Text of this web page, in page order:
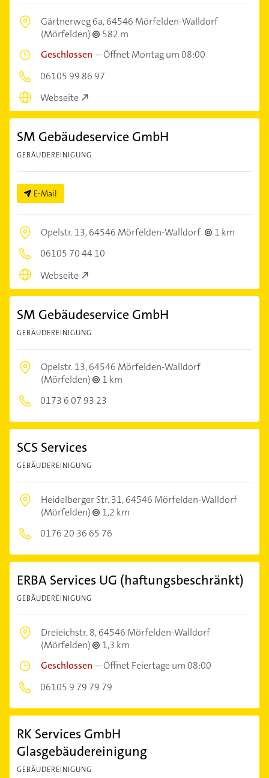
Gärtnerweg 6a,64546 Mörfelden-Walldorf
(Mörfelden)
582 m
Geschlossen –Öffnet Montag um 08:00
06105 99 86 97
Webseite
SM Gebäudeservice GmbH
GEBÄUDEREINIGUNG
E-Mail
Opelstr. 13,64546 Mörfelden-Walldorf
1 km
06105 70 44 10
Webseite
SM Gebäudeservice GmbH
GEBÄUDEREINIGUNG
Opelstr. 13,64546 Mörfelden-Walldorf
(Mörfelden)
1 km
0173 6 07 93 23
SCS Services
GEBÄUDEREINIGUNG
Heidelberger Str. 31,64546 Mörfelden-Walldorf
(Mörfelden)
1,2 km
0176 20 36 65 76
ERBA Services UG (haftungsbeschränkt)
GEBÄUDEREINIGUNG
Dreieichstr. 8,64546 Mörfelden-Walldorf
(Mörfelden)
1,3 km
Geschlossen –Öffnet Feiertage um 08:00
06105 9 79 79 79
RK Services GmbH
Glasgebäudereinigung
GEBÄUDEREINIGUNG